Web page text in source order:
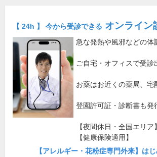
【 24h 】 今から受診できる オンライン
急な発熱や風邪などの体
ご自宅・オフィスで受診
お薬はお近くの薬局、宅
登園許可証・診断書も発
【夜間休日・全国エリア】
【健康保険適用】
【アレルギー・花粉症専門外来】はじ